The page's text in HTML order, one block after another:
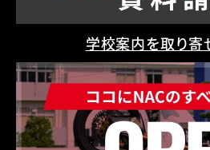
学校案内を取り寄